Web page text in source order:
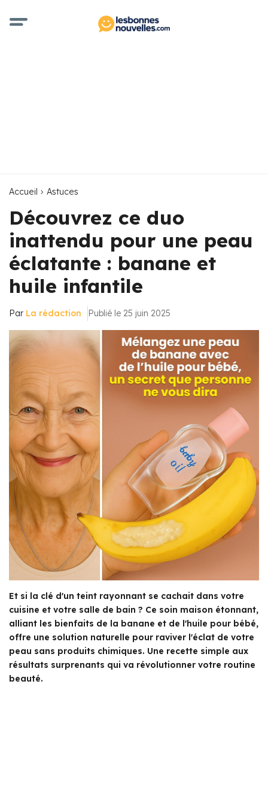
Accueil Astuces
Découvrez ce duo
inattendu pour une peau
éclatante : banane et
huile infantile
Par La rédaction Publié le 25 juin 2025
Et si la clé d'un teint rayonnant se cachait dans votre
cuisine et votre salle de bain ? Ce soin maison étonnant,
alliant les bienfaits de la banane et de l'huile pour bébé,
offre une solution naturelle pour raviver l'éclat de votre
peau sans produits chimiques. Une recette simple aux
résultats surprenants qui va révolutionner votre routine
beauté.